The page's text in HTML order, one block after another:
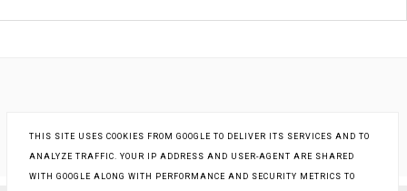
THIS SITE USES COOKIES FROM GOOGLE TO DELIVER ITS SERVICES AND TO
ANALYZE TRAFFIC. YOUR IP ADDRESS AND USER-AGENT ARE SHARED
WITH GOOGLE ALONG WITH PERFORMANCE AND SECURITY METRICS TO